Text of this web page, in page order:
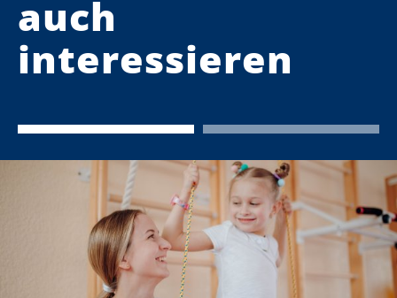
auch
interessieren